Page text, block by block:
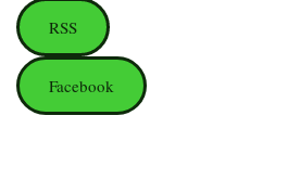
RSS
Facebook